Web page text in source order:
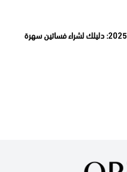
اتجاهات التسوق في 2025: دليلك لشراء فساتين سهرة